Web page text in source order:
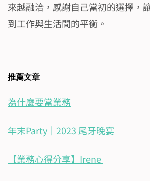
來越融洽，感謝自己當初的選擇，
到工作與生活間的平衡。
推薦文章
為什麼要當業務
年末Party｜2023 尾牙晚宴
【業務心得分享】Irene